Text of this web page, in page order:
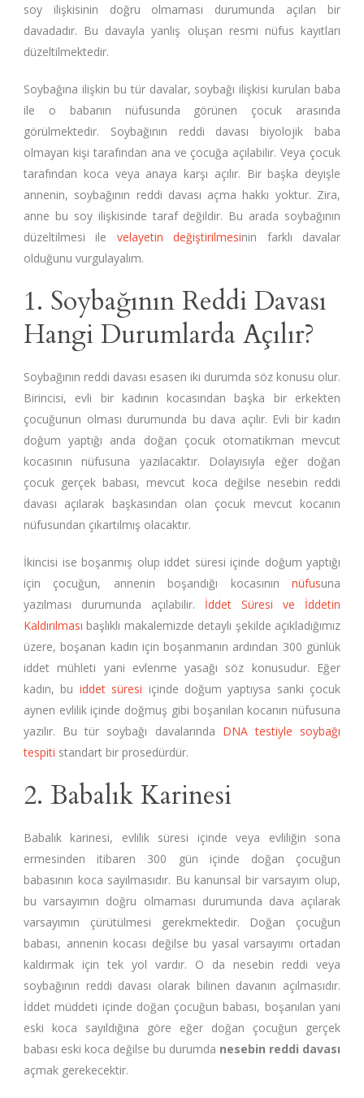
soy ilişkisinin doğru olmaması durumunda açılan bir
davadadır. Bu davayla yanlış oluşan resmi nüfus kayıtları
düzeltilmektedir.
Soybağına ilişkin bu tür davalar, soybağı ilişkisi kurulan baba
ile o babanın nüfusunda görünen çocuk arasında
görülmektedir. Soybağının reddi davası biyolojik baba
olmayan kişi tarafından ana ve çocuğa açılabilir. Veya çocuk
tarafından koca veya anaya karşı açılır. Bir başka deyişle
annenin, soybağının reddi davası açma hakkı yoktur. Zira,
anne bu soy ilişkisinde taraf değildir. Bu arada soybağının
düzeltilmesi ile velayetin değiştirilmesinin farklı davalar
olduğunu vurgulayalım.
1. Soybağının Reddi Davası
Hangi Durumlarda Açılır?
Soybağının reddi davası esasen iki durumda söz konusu olur.
Birincisi, evli bir kadının kocasından başka bir erkekten
çocuğunun olması durumunda bu dava açılır. Evli bir kadın
doğum yaptığı anda doğan çocuk otomatikman mevcut
kocasının nüfusuna yazılacaktır. Dolayısıyla eğer doğan
çocuk gerçek babası, mevcut koca değilse nesebin reddi
davası açılarak başkasından olan çocuk mevcut kocanın
nüfusundan çıkartılmış olacaktır.
İkincisi ise boşanmış olup iddet süresi içinde doğum yaptığı
için çocuğun, annenin boşandığı kocasının nüfusuna
yazılması durumunda açılabilir. İddet Süresi ve İddetin
Kaldırılması başlıklı makalemizde detaylı şekilde açıkladığımız
üzere, boşanan kadın için boşanmanın ardından 300 günlük
iddet mühleti yani evlenme yasağı söz konusudur. Eğer
kadın, bu iddet süresi içinde doğum yaptıysa sanki çocuk
aynen evlilik içinde doğmuş gibi boşanılan kocanın nüfusuna
yazılır. Bu tür soybağı davalarında DNA testiyle soybağı
tespiti standart bir prosedürdür.
2. Babalık Karinesi
Babalık karinesi, evlilik süresi içinde veya evliliğin sona
ermesinden itibaren 300 gün içinde doğan çocuğun
babasının koca sayılmasıdır. Bu kanunsal bir varsayım olup,
bu varsayımın doğru olmaması durumunda dava açılarak
varsayımın çürütülmesi gerekmektedir. Doğan çocuğun
babası, annenin kocası değilse bu yasal varsayımı ortadan
kaldırmak için tek yol vardır. O da nesebin reddi veya
soybağının reddi davası olarak bilinen davanın açılmasıdır.
İddet müddeti içinde doğan çocuğun babası, boşanılan yani
eski koca sayıldığına göre eğer doğan çocuğun gerçek
babası eski koca değilse bu durumda nesebin reddi davası
açmak gerekecektir.